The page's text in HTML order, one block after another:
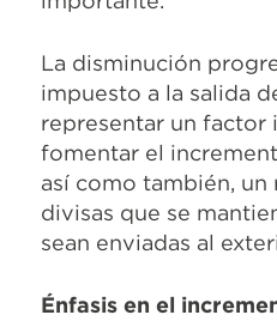
La disminución
impuesto a la salida
representar un factor
fomentar el
así como también, un
divisas que se
sean enviadas al
Énfasis en el